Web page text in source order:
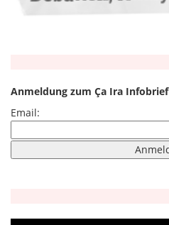
Anmeldung zum Ça Ira Infobrief
Email: